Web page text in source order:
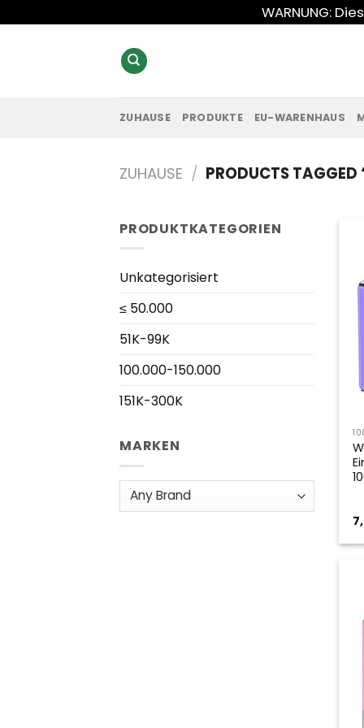
Inhalt
WARNUNG:
ZUHAUSE PRODUKTE EU-WARENHAUS
ZUHAUSE / PRODUCTS TAGGED
PRODUKTKATEGORIEN
Unkategorisiert
≤ 50.000
51K-99K
100.000-150.000
151K-300K
MARKEN